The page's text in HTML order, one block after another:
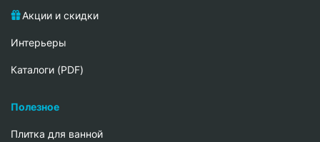
Акции и скидки
Интерьеры
Каталоги (PDF)
Полезное
Плитка для ванной